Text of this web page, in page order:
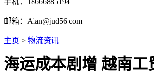
邮箱：Alan@jud56.com
主页 > 物流资讯
海运成本剧增 越南